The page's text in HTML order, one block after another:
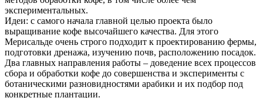
экспериментальных.
Идеи: с самого начала главной целью проекта было
выращивание кофе высочайшего качества. Для этого
Мерисальде очень строго подходит к проектированию фермы,
подготовки дренажа, изучению почв, расположению посадок.
Два главных направления работы – доведение всех процессов
сбора и обработки кофе до совершенства и эксперименты с
ботаническими разновидностями арабики и их подбор под
конкретные плантации.